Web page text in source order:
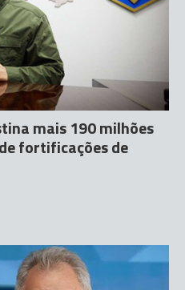
mais 190 milhões
fortificações de